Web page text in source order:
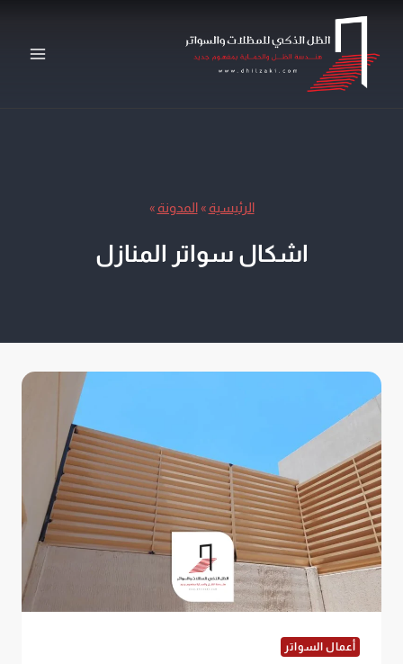
التجاوز
المحتوى
الرئيسية»المدونة»
اشكال سواتر المنازل
أعمال السواتر